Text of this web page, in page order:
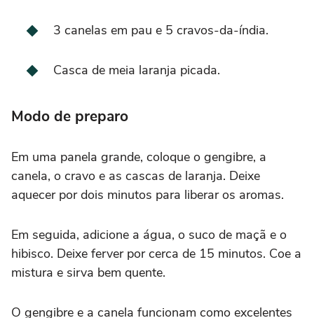
3 canelas em pau e 5 cravos-da-índia.
Casca de meia laranja picada.
Modo de preparo
Em uma panela grande, coloque o gengibre, a
canela, o cravo e as cascas de laranja. Deixe
aquecer por dois minutos para liberar os aromas.
Em seguida, adicione a água, o suco de maçã e o
hibisco. Deixe ferver por cerca de 15 minutos. Coe a
mistura e sirva bem quente.
O gengibre e a canela funcionam como excelentes